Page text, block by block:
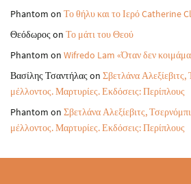
Phantom on Το θήλυ και το Ιερό Catherine
Θεόδωρος on Το μάτι του Θεού
Phantom on Wifredo Lam «Όταν δεν
Βασίλης Τσαντήλας on Σβετλάνα
μέλλοντος. Μαρτυρίες. Εκδόσεις: Περίπλους
Phantom on Σβετλάνα Αλεξίεβιτς,
μέλλοντος. Μαρτυρίες. Εκδόσεις: Περίπλους